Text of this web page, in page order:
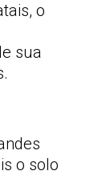
o
sua
o solo